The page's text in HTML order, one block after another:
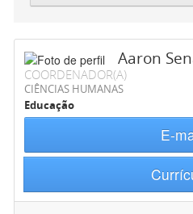
Aaron
COORDENADOR(A)
CIÊNCIAS HUMANAS
Educação
E-